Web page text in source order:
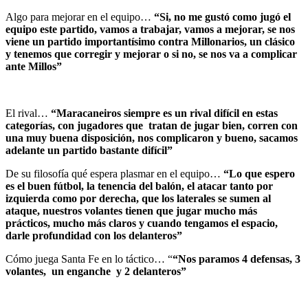
Algo para mejorar en el equipo… “Si, no me gustó como jugó el
equipo este partido, vamos a trabajar, vamos a mejorar, se nos
viene un partido importantísimo contra Millonarios, un clásico
y tenemos que corregir y mejorar o si no, se nos va a complicar
ante Millos”
El rival… “Maracaneiros siempre es un rival difícil en estas
categorías, con jugadores que tratan de jugar bien, corren con
una muy buena disposición, nos complicaron y bueno, sacamos
adelante un partido bastante difícil”
De su filosofía qué espera plasmar en el equipo… “Lo que espero
es el buen fútbol, la tenencia del balón, el atacar tanto por
izquierda como por derecha, que los laterales se sumen al
ataque, nuestros volantes tienen que jugar mucho más
prácticos, mucho más claros y cuando tengamos el espacio,
darle profundidad con los delanteros”
Cómo juega Santa Fe en lo táctico… ““Nos paramos 4 defensas, 3
volantes, un enganche y 2 delanteros”